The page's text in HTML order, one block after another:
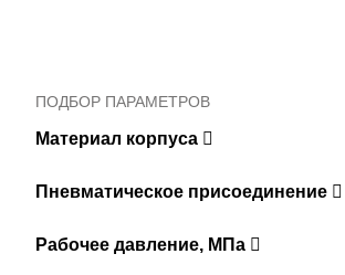
ПОДБОР ПАРАМЕТРОВ
Материал корпуса
Пневматическое присоединение
Рабочее давление, МПа